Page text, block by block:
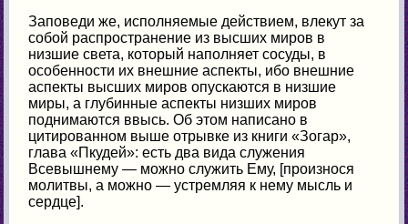
Заповеди же, исполняемые действием, влекут за
собой распространение из высших миров в
низшие света, который наполняет сосуды, в
особенности их внешние аспекты, ибо внешние
аспекты высших миров опускаются в низшие
миры, а глубинные аспекты низших миров
поднимаются ввысь. Об этом написано в
цитированном выше отрывке из книги «Зогар»,
глава «Пкудей»: есть два вида служения
Всевышнему — можно служить Ему, [произнося
молитвы, а можно — устремляя к нему мысль и
сердце].